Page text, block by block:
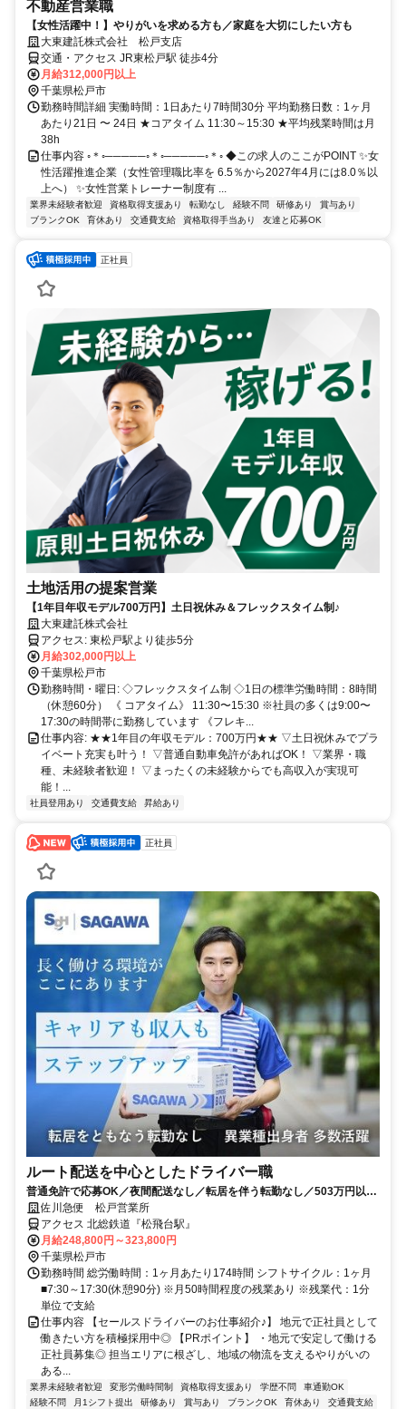
不動産営業職
【女性活躍中！】やりがいを求める方も／家庭を大切にしたい方も
大東建託株式会社 松戸支店
交通・アクセス JR東松戸駅 徒歩4分
月給312,000円以上
千葉県松戸市
勤務時間詳細 実働時間：1日あたり7時間30分 平均勤務日数：1ヶ月
あたり21日 〜 24日 ★コアタイム 11:30～15:30 ★平均残業時間は月
38h
仕事内容 ◦＊◦─────◦＊◦─────◦＊◦ ◆この求人のここがPOINT ✨女
性活躍推進企業（女性管理職比率を 6.5％から2027年4月には8.0％以
上へ） ✨女性営業トレーナー制度有 ...
業界未経験者歓迎 資格取得支援あり 転勤なし 経験不問 研修あり
賞与あり
ブランクOK
育休あり 交通費支給 資格取得手当あり 友達と応募OK
正社員
土地活用の提案営業
【1年目年収モデル700万円】土日祝休み＆フレックスタイム制♪
大東建託株式会社
アクセス: 東松戸駅より徒歩5分
月給302,000円以上
千葉県松戸市
勤務時間・曜日: ◇フレックスタイム制 ◇1日の標準労働時間：8時間
（休憩60分） 《 コアタイム》 11:30〜15:30 ※社員の多くは9:00〜
17:30の時間帯に勤務しています 《フレキ...
仕事内容: ★★1年目の年収モデル：700万円★★ ▽土日祝休みでプラ
イベート充実も叶う！ ▽普通自動車免許があればOK！ ▽業界・職
種、未経験者歓迎！ ▽まったくの未経験からでも高収入が実現可
能！...
社員登用あり 交通費支給 昇給あり
正社員
ルート配送を中心としたドライバー職
普通免許で応募OK／夜間配送なし／転居を伴う転勤なし／503万円以上
も可能！
佐川急便 松戸営業所
アクセス 北総鉄道『松飛台駅』
月給248,800円～323,800円
千葉県松戸市
勤務時間 総労働時間：1ヶ月あたり174時間 シフトサイクル：1ヶ月
■7:30～17:30(休憩90分) ※月50時間程度の残業あり ※残業代：1分
単位で支給
仕事内容 【セールスドライバーのお仕事紹介♪】 地元で正社員として
働きたい方を積極採用中◎ 【PRポイント】 ・地元で安定して働ける
正社員募集◎ 担当エリアに根ざし、地域の物流を支えるやりがいの
ある...
業界未経験者歓迎 変形労働時間制 資格取得支援あり 学歴不問
車通勤OK
経験不問
月1シフト提出 研修あり 賞与あり ブランクOK 育休あり 交通費支給